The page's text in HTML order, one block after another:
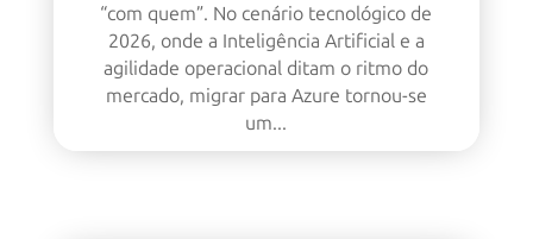
“com quem”. No cenário tecnológico de
2026, onde a Inteligência Artificial e a
agilidade operacional ditam o ritmo do
mercado, migrar para Azure tornou-se
um...